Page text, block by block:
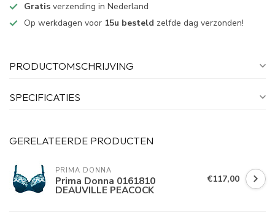
Gratis verzending in Nederland
Op werkdagen voor 15u besteld zelfde dag verzonden!
PRODUCTOMSCHRIJVING
SPECIFICATIES
GERELATEERDE PRODUCTEN
PRIMA DONNA
Prima Donna 0161810
DEAUVILLE PEACOCK
€117,00